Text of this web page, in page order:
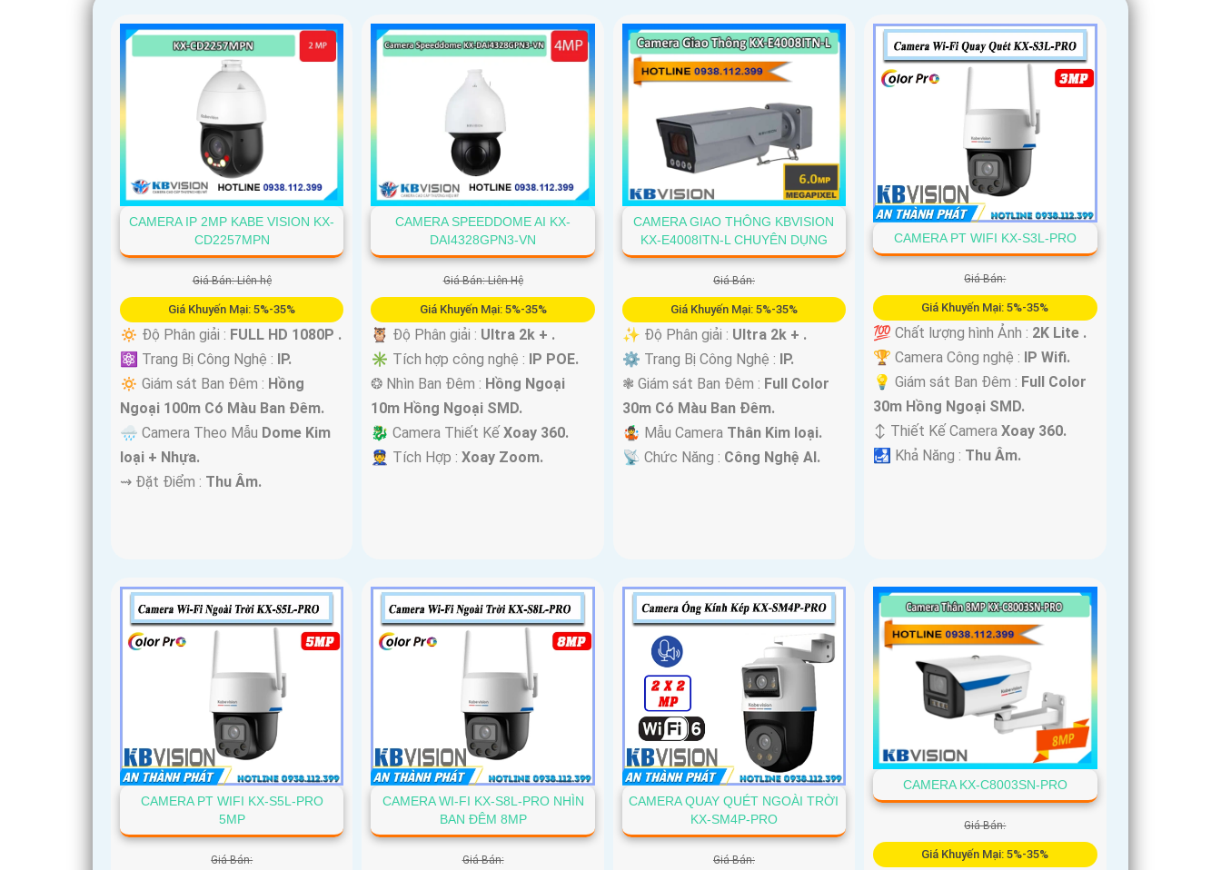
CAMERA IP 2MP KABE VISION KX-
CD2257MPN
Giá Bán: Liên hệ
Giá Khuyến Mại: 5%-35%
🔅 Độ Phân giải : FULL HD 1080P .
⚛️ Trang Bị Công Nghệ : IP.
🔅 Giám sát Ban Đêm : Hồng
Ngoại 100m Có Màu Ban Ðêm.
🌧️ Camera Theo Mẫu Dome Kim
loại + Nhựa.
️⇝ Đặt Điểm : Thu Âm.
CAMERA SPEEDDOME AI KX-
DAI4328GPN3-VN
Giá Bán: Liên Hệ
Giá Khuyến Mại: 5%-35%
🦉 Độ Phân giải : Ultra 2k + .
✳️ Tích hợp công nghệ : IP POE.
❂ Nhìn Ban Đêm : Hồng Ngoại
10m Hồng Ngoại SMD.
🐉️ Camera Thiết KếXoay 360.
️👮 Tích Hợp :Xoay Zoom.
CAMERA GIAO THÔNG KBVISION
KX-E4008ITN-L CHUYÊN DỤNG
Giá Bán:
Giá Khuyến Mại: 5%-35%
✨ Độ Phân giải : Ultra 2k + .
⚙ Trang Bị Công Nghệ : IP.
❃ Giám sát Ban Đêm : Full Color
30m Có Màu Ban Ðêm.
🤹 Mẫu Camera Thân Kim loại.
️📡 Chức Năng : Công Nghệ AI.
CAMERA PT WIFI KX-S3L-PRO
Giá Bán:
Giá Khuyến Mại: 5%-35%
💯 Chất lượng hình Ảnh : 2K Lite .
🏆 Camera Công nghệ : IP Wifi.
💡 Giám sát Ban Đêm : Full Color
30m Hồng Ngoại SMD.
↕️ Thiết Kế CameraXoay 360.
️🛃 Khả Năng : Thu Âm.
CAMERA PT WIFI KX-S5L-PRO
5MP
Giá Bán:
CAMERA WI-FI KX-S8L-PRO NHÌN
BAN ĐÊM 8MP
Giá Bán:
CAMERA QUAY QUÉT NGOÀI TRỜI
KX-SM4P-PRO
Giá Bán:
CAMERA KX-C8003SN-PRO
Giá Bán:
Giá Khuyến Mại: 5%-35%